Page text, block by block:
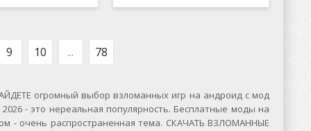
персонажи из
Ring для PS1
кто не знает, то её зовут Ариэль
9 10 ... 78
огромный выбор взломанных игр на андроид с мод
- это нереальная популярность. Бесплатные моды на
- очень распространенная тема. СКАЧАТЬ ВЗЛОМАННЫЕ